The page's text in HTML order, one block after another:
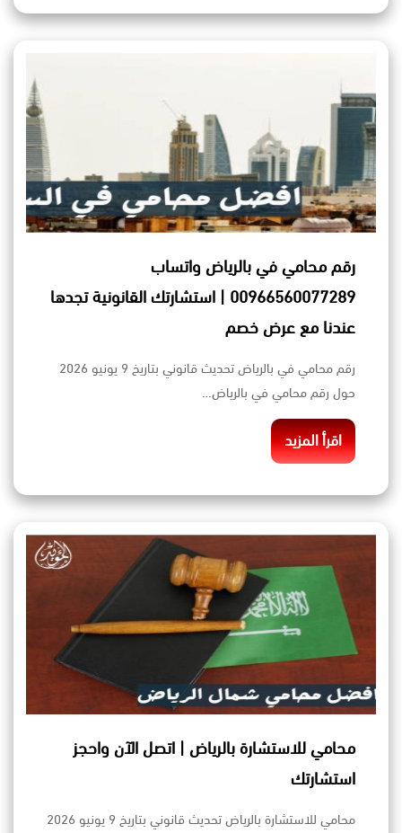
رقم محامي في بالرياض واتساب
00966560077289 | استشارتك القانونية تجدها
عندنا مع عرض خصم
رقم محامي في بالرياض تحديث قانوني بتاريخ 9 يونيو 2026
حول رقم محامي في بالرياض…
اقرأ المزيد
محامي للاستشارة بالرياض | اتصل الآن واحجز
استشارتك
محامي للاستشارة بالرياض تحديث قانوني بتاريخ 9 يونيو 2026